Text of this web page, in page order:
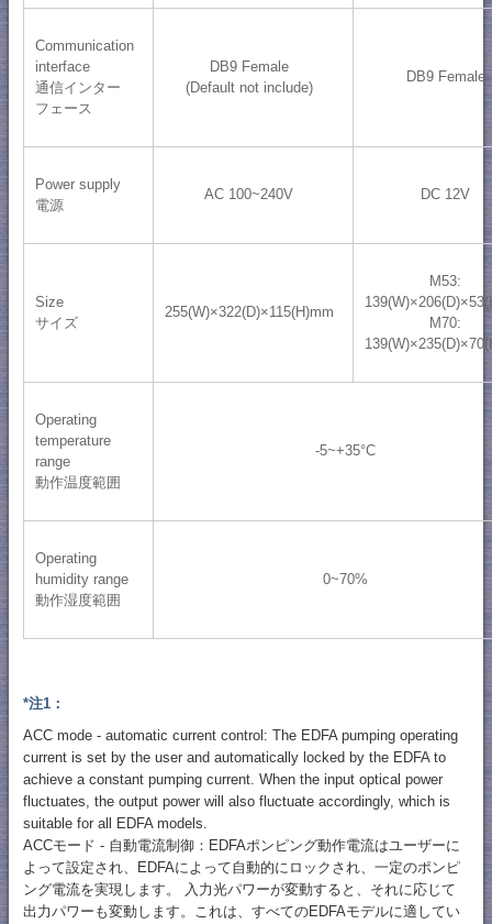
Communication
interface
通信インター
フェース
DB9 Female
(Default not include)
DB9 Female
Power supply
電源
AC 100~240V DC 12V
Size
サイズ
255(W)×322(D)×115(H)mm
M53:
M70:
Operating
temperature
range
動作温度範囲
-5~+35°C
Operating
humidity range
動作湿度範囲
0~70%
*注1：
ACC mode - automatic current control: The EDFA pumping operating
current is set by the user and automatically locked by the EDFA to
achieve a constant pumping current. When the input optical power
fluctuates, the output power will also fluctuate accordingly, which is
suitable for all EDFA models.
ACCモード - 自動電流制御：EDFAポンピング動作電流はユーザーに
よって設定され、EDFAによって自動的にロックされ、一定のポンピ
ング電流を実現します。 入力光パワーが変動すると、それに応じて
出力パワーも変動します。これは、すべてのEDFAモデルに適してい